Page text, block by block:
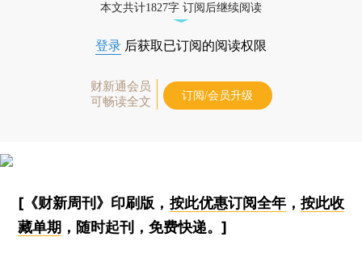
本文共计1827字 订阅后继续阅读
登录 后获取已订阅的阅读权限
财新通会员
可畅读全文
订阅/会员升级
[《财新周刊》印刷版， 按此优惠订阅全年， 按此收
藏单期 ，随时起刊，免费快递。]